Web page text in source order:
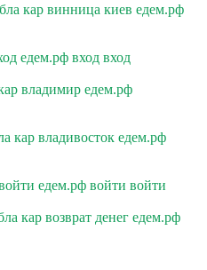
кар винница киев едем.рф
едем.рф вход вход
владимир едем.рф
кар владивосток едем.рф
едем.рф войти войти
кар возврат денег едем.рф